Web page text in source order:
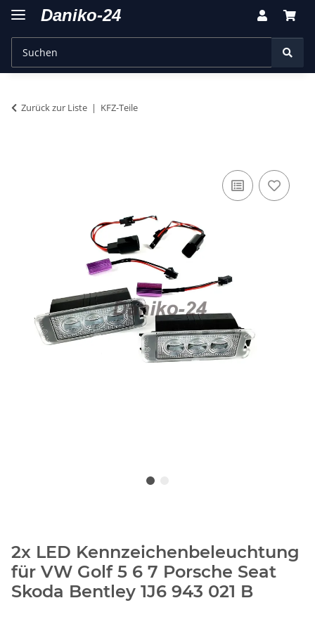
Zurück zur Liste KFZ-Teile
2x LED Kennzeichenbeleuchtung
für VW Golf 5 6 7 Porsche Seat
Skoda Bentley 1J6 943 021 B